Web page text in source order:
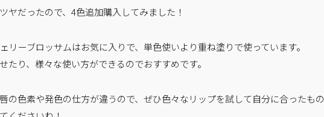
ヤだったので、4色追加購入してみました！
リーブロッサムはお気に入りで、単色使いより重ね塗りで使っています。
たり、様々な使い方ができるのでおすすめです。
の色素や発色の仕方が違うので、ぜひ色々なリップを試して自分に合ったもの